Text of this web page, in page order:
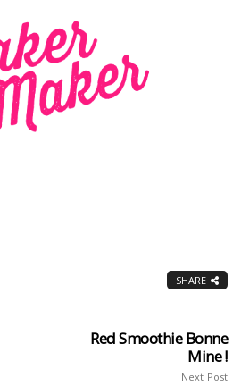
SHARE
Red Smoothie Bonne
Mine !
Next Post